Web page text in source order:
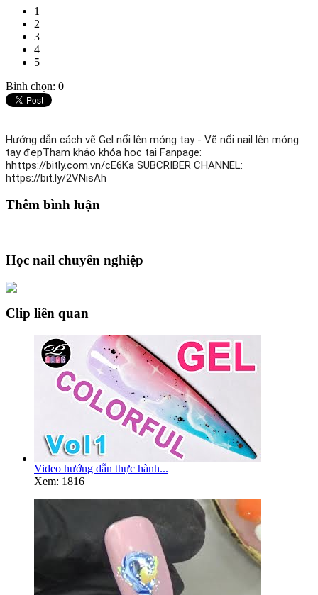
1
2
3
4
5
Bình chọn: 0
Hướng dẫn cách vẽ Gel nổi lên móng tay - Vẽ nổi nail lên móng
tay đẹpTham khảo khóa học tại Fanpage:
hhttps://bitly.com.vn/cE6Ka SUBCRIBER CHANNEL:
https://bit.ly/2VNisAh
Thêm bình luận
Học nail chuyên nghiệp
Clip liên quan
Video hướng dẫn thực hành...
Xem: 1816